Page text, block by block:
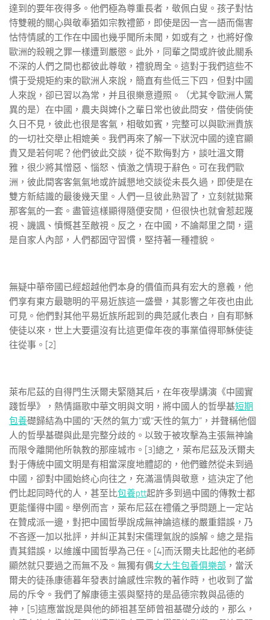
達到的要年夜得多。他們極為尊重長者，敬佩白叟。孩子對怙
恃雙親的關心與敬奉猶如宗教禮節，即使是因一言一語而傷害
怙恃情感的工作在中國也幾乎聞所未聞，如或有之，也將好像
歐洲的殺親之罪一樣遭到嚴懲。此外，同輩之間或許彼此關系
不深的人們之間也都彼此尊敬，禮貌周全。這對于我們這些不
慣于受規矩約束的歐洲人來說，簡直有些低三下四，但對中國
人來說，卻已習以為常，并且很樂意遵照。（尤其令歐洲人驚
異的是）在中國，農夫與婢仆之輩日常也彼此問安，借使倘使
久日不見，彼此也很是客氣，相敬如賓，完整可以與歐洲貴族
的一切社交舉止相媲美。我們再來了解一下狀況中國的達官顯
貴又是若何呢？他們彼此交談，從不欺侮對方，談吐溫文爾
雅，很少將其憎惡、惱怒、憤激之情現于辭色。可在我們歐
洲，彼此間客客氣氣地或許誠懇地交談從未長久過，即使是在
雙方新結識的最後幾天里。人們一旦彼此熟習了，立刻就拋棄
那客氣的一套。盡管這樣顯得隨便安閒，但很快也就會惹起蔑
視、譏諷、憤慨甚至敵視。反之，在中國，不論鄰里之間，還
是自家人內部，人們都固守習慣，堅持著一種禮貌。
無疑中華帝國已經超越他們本身的價值而具有宏大的意義，他
們享有東方最聰明的平易近族這一盛譽，其影響之年夜也由此
可見。他們對其他平易近族所起到的典范感化表白，自有耶穌
使徒以來，世上大要還沒有比這更偉年夜的事業值得耶穌使徒
往從事。[2]
萊布尼茲的自得門生沃爾夫緊隨其后，在年夜學講演《中國實
踐哲學》，熱情謳歌中華文明與文明，將中國人的哲學基短期
包養礎歸結為中國的“天然的氣力”或“天性的氣力”，并聲稱他個
人的哲學基礎與此是完整分歧的。以致于被攻擊為主張無神論
而限令離開他所執教的那座城市。[3]總之，萊布尼茲及沃爾夫
對于傳統中國文明是有相當深度地體認的，他們雖然從未到過
中國，卻對中國始終心向往之，充滿溫情與敬意，這決定了他
們比起同時代的人，甚至比包養ptt起許多到過中國的傳教士都
更能懂得中國。舉例而言，萊布尼茲在禮儀之爭問題上一定站
在贊成派一邊，對把中國哲學說成無神論這樣的嚴重錯誤，乃
不吝逐一加以批評，并糾正其對宋儒理氣說的誤解。總之是指
責其錯誤，以維護中國哲學為己任。[4]而沃爾夫比起他的老師
顯然就只要過之而無不及。無獨有偶女大生包養俱樂部 ，當沃
爾夫的徒孫康德暮年發表討論感性宗教的著作時，也收到了當
局的斥令。我們了解康德主張與堅持的是品德宗教與品德的
神，[5]這應當說是與他的師祖甚至師曾祖基礎分歧的，那么，